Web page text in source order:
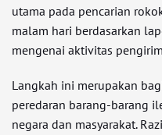
utama pada pencarian
malam hari berdasarkan
mengenai aktivitas
Langkah ini merupakan
peredaran barang-barang
negara dan masyarakat.